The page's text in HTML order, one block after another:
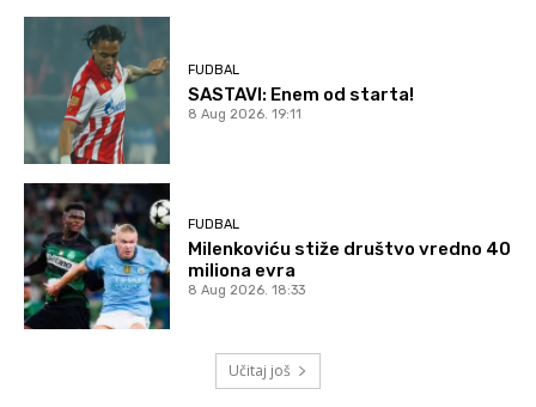
FUDBAL
SASTAVI: Enem od starta!
8 Aug 2026. 19:11
FUDBAL
Milenkoviću stiže društvo vredno 40
miliona evra
8 Aug 2026. 18:33
Učitaj još